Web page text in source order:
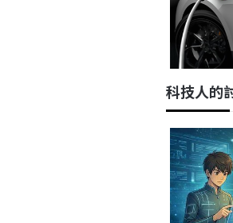
科技人的